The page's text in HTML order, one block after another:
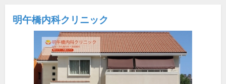
明午橋内科クリニック